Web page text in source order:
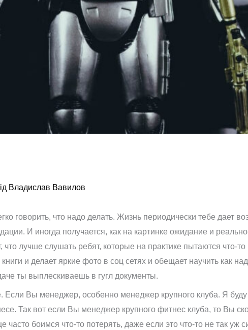
Владислав Вавилов
говорить, что надо делать. Жизнь периодически тебе дает
И иногда получается, как на картинке ожидание и
лучше слушать ребят, которые на практике пытаются что-
и делает яркие фото в соц сетях и обещает научить как
ты выплескиваешь в гугл документы.
Если Вы менеджер, особенно менеджер крупного клуба. Я буду
Так вот если Вы менеджер крупного фитнес клуба, то Вы
боимся что-то потерять, даже если это что-то не так уж